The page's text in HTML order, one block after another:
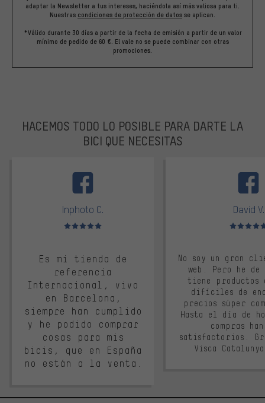
adaptar la Newsletter a tus intereses, haciéndola así más valiosa para ti.
Nuestras condiciones de protección de datos se aplican.
*Válido durante 30 días a partir de la fecha de emisión a partir de un valor
mínimo de pedido de 60 €. El vale no se puede combinar con otras
promociones.
HACEMOS TODO LO POSIBLE PARA DARTE LA
BICI QUE NECESITAS
Inphoto C.
Valoración media: 5 de 5
Es mi tienda de
referencia
Internacional, vivo
en Barcelona,
siempre han cumplido
y he podido comprar
cosas para mis
bicis, que en España
no están a la venta.
David V.
Valoración
No soy un gran
web. Pero he
tiene productos
difíciles de
precios súper
Hasta el día de
compras
satisfactorios.
Visca